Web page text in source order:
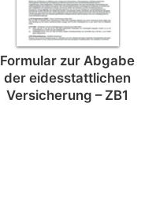
Formular zur Abgabe
der eides­stattlichen
Versicherung – ZB1